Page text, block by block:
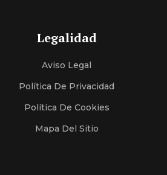
Legalidad
Aviso Legal
Política De Privacidad
Política De Cookies
Mapa Del Sitio